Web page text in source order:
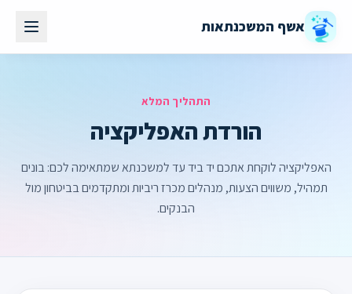
אשף המשכנתאות
התהליך המלא
הורדת האפליקציה
האפליקציה לוקחת אתכם יד ביד עד למשכנתא שמתאימה לכם: בונים
תמהיל, משווים הצעות, מנהלים מכרז ריביות ומתקדמים בביטחון מול
הבנקים.